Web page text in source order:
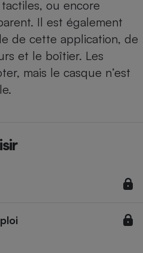
ou encore
Il est également
de cette application, de
et le boîtier. Les
mais le casque n’est